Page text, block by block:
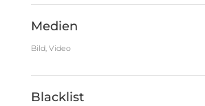
Medien
Bild, Video
Blacklist